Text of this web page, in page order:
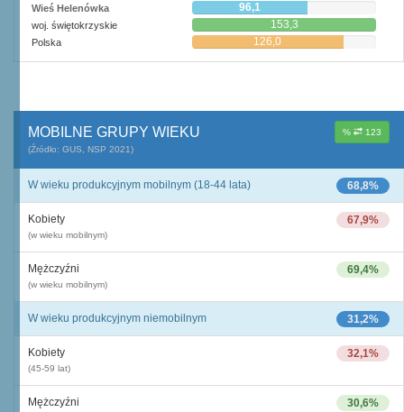
Wieś Helenówka 96,1
woj. świętokrzyskie 153,3
Polska 126,0
% 123
MOBILNE GRUPY WIEKU
(Źródło: GUS, NSP 2021)
68,8%
W wieku produkcyjnym mobilnym (18-44 lata)
67,9%
Kobiety
(w wieku mobilnym)
69,4%
Mężczyźni
(w wieku mobilnym)
31,2%
W wieku produkcyjnym niemobilnym
32,1%
Kobiety
(45-59 lat)
30,6%
Mężczyźni